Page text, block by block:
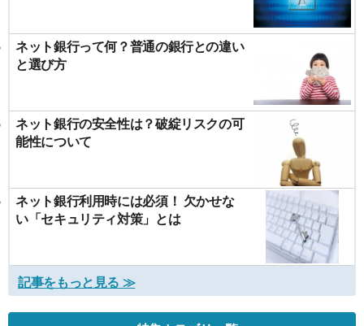
ネット銀行って何？普通の銀行との違い
と選び方
ネット銀行の安全性は？破綻リスクの可
能性について
ネット銀行利用時には必須！ 欠かせな
い「セキュリティ対策」とは
記事をもっと見る ≫